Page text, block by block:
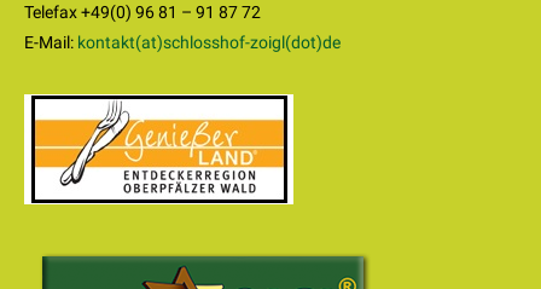
Telefax +49(0) 96 81 – 91 87 72
E-Mail: kontakt(at)schlosshof-zoigl(dot)de